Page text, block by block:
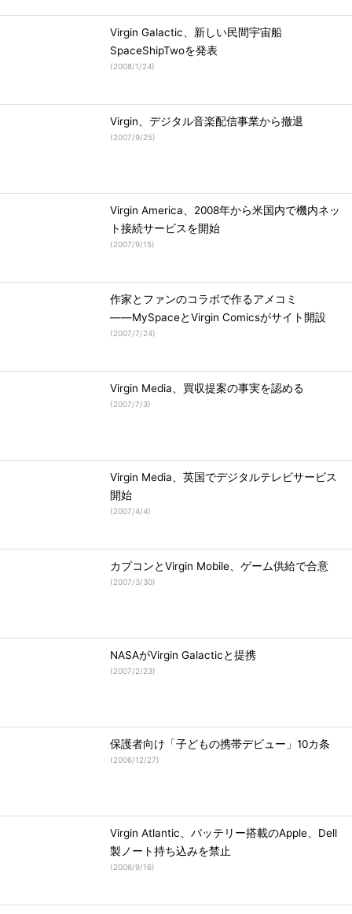
Virgin Galactic、新しい民間宇宙船
SpaceShipTwoを発表
(2008/1/24)
Virgin、デジタル音楽配信事業から撤退
(2007/9/25)
Virgin America、2008年から米国内で機内ネッ
ト接続サービスを開始
(2007/9/15)
作家とファンのコラボで作るアメコミ
――MySpaceとVirgin Comicsがサイト開設
(2007/7/24)
Virgin Media、買収提案の事実を認める
(2007/7/3)
Virgin Media、英国でデジタルテレビサービス
開始
(2007/4/4)
カプコンとVirgin Mobile、ゲーム供給で合意
(2007/3/30)
NASAがVirgin Galacticと提携
(2007/2/23)
保護者向け「子どもの携帯デビュー」10カ条
(2006/12/27)
Virgin Atlantic、バッテリー搭載のApple、Dell
製ノート持ち込みを禁止
(2006/9/16)